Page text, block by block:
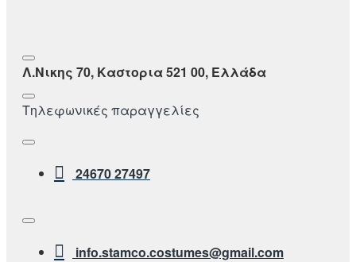
Λ.Νικης 70, Καστορια 521 00, Ελλάδα
Τηλεφωνικές παραγγελίες
24670 27497
info.stamco.costumes@gmail.com